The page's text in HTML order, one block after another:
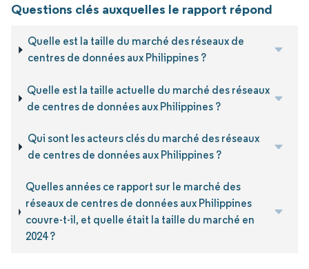
Questions clés auxquelles le rapport répond
Quelle est la taille du marché des réseaux de
centres de données aux Philippines ?
Quelle est la taille actuelle du marché des réseaux
de centres de données aux Philippines ?
Qui sont les acteurs clés du marché des réseaux
de centres de données aux Philippines ?
Quelles années ce rapport sur le marché des
réseaux de centres de données aux Philippines
couvre-t-il, et quelle était la taille du marché en
2024 ?